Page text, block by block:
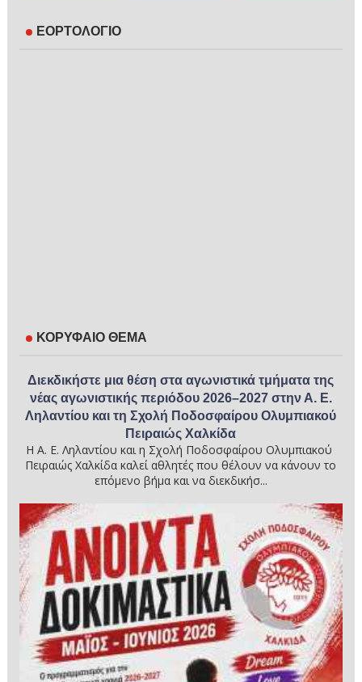
ΕΟΡΤΟΛΟΓΙΟ
ΚΟΡΥΦΑΙΟ ΘΕΜΑ
Διεκδικήστε μια θέση στα αγωνιστικά τμήματα της
νέας αγωνιστικής περιόδου 2026–2027 στην Α. Ε.
Ληλαντίου και τη Σχολή Ποδοσφαίρου Ολυμπιακού
Πειραιώς Χαλκίδα
Η Α. Ε. Ληλαντίου και η Σχολή Ποδοσφαίρου Ολυμπιακού
Πειραιώς Χαλκίδα καλεί αθλητές που θέλουν να κάνουν το
επόμενο βήμα και να διεκδικήσ...